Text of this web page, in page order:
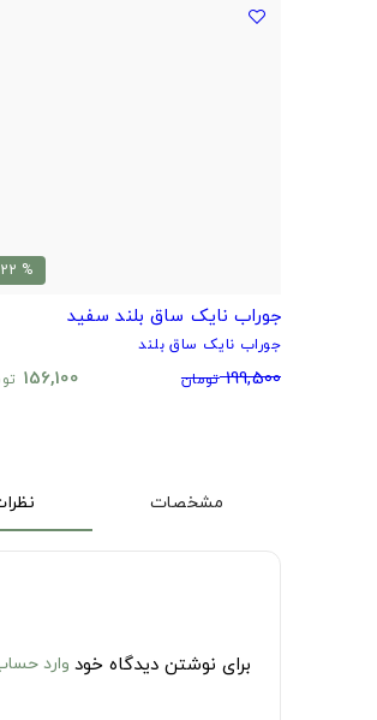
% 22
جوراب نایک ساق بلند سفید
جوراب نایک ساق بلند
199,500 تومان 156,100
مشخصات
برای نوشتن دیدگاه خودوارد